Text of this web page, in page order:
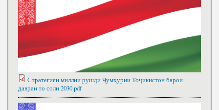
Стратегияи миллии рушди Ҷумҳурии Тоҷикистон барои
давраи то соли 2030.pdf